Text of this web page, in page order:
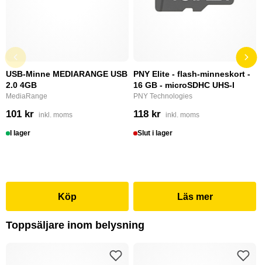
USB-Minne MEDIARANGE USB
2.0 4GB
MediaRange
101 kr inkl. moms
I lager
Köp
PNY Elite - flash-minneskort -
16 GB - microSDHC UHS-I
PNY Technologies
118 kr inkl. moms
Slut i lager
Läs mer
Toppsäljare inom belysning